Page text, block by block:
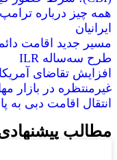
همه چیز درباره
ایرانیان
مسیر جدید اقامت دائم
طرح سه‌ساله ILR
افزایش تقاضای
غیرمنتظره در بازار
انتقال اقامت دبی به
مطالب